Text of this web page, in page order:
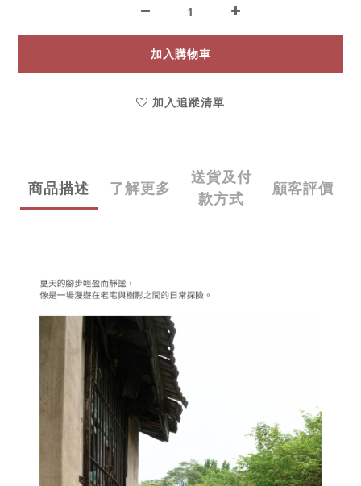
加入購物車
加入追蹤清單
商品描述 了解更多
送貨及付
款方式
顧客評價